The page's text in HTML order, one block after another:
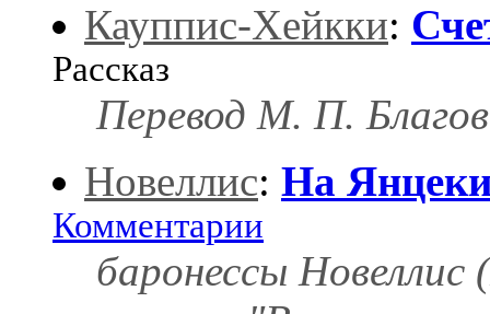
Кауппис-Хейкки:
Рассказ
Перевод М. П.
Новеллис: На
Комментарии
баронессы Новеллис